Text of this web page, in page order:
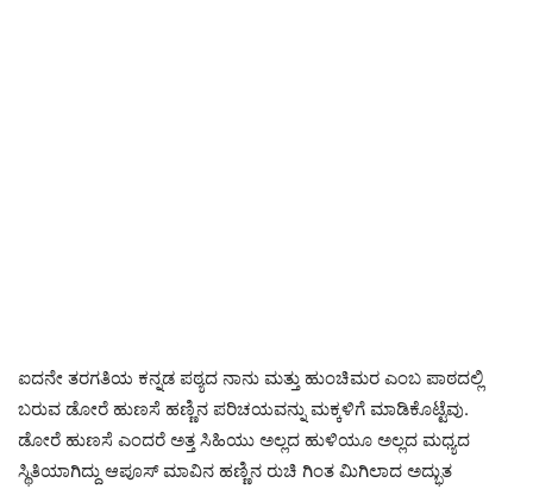
ಐದನೇ ತರಗತಿಯ ಕನ್ನಡ ಪಠ್ಯದ ನಾನು ಮತ್ತು ಹುಂಚಿಮರ ಎಂಬ ಪಾಠದಲ್ಲಿ
ಬರುವ ಡೋರೆ ಹುಣಸೆ ಹಣ್ಣಿನ ಪರಿಚಯವನ್ನು ಮಕ್ಕಳಿಗೆ ಮಾಡಿಕೊಟ್ಟೆವು.
ಡೋರೆ ಹುಣಸೆ ಎಂದರೆ ಅತ್ತ ಸಿಹಿಯು ಅಲ್ಲದ ಹುಳಿಯೂ ಅಲ್ಲದ ಮಧ್ಯದ
ಸ್ಥಿತಿಯಾಗಿದ್ದು ಆಪೂಸ್ ಮಾವಿನ ಹಣ್ಣಿನ ರುಚಿ ಗಿಂತ ಮಿಗಿಲಾದ ಅದ್ಭುತ